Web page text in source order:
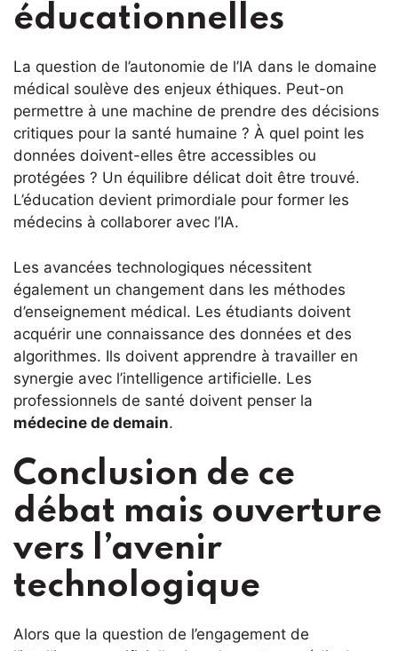
éducationnelles
La question de l’autonomie de l’IA dans le domaine
médical soulève des enjeux éthiques. Peut-on
permettre à une machine de prendre des décisions
critiques pour la santé humaine ? À quel point les
données doivent-elles être accessibles ou
protégées ? Un équilibre délicat doit être trouvé.
L’éducation devient primordiale pour former les
médecins à collaborer avec l’IA.
Les avancées technologiques nécessitent
également un changement dans les méthodes
d’enseignement médical. Les étudiants doivent
acquérir une connaissance des données et des
algorithmes. Ils doivent apprendre à travailler en
synergie avec l’intelligence artificielle. Les
professionnels de santé doivent penser la
médecine de demain.
Conclusion de ce
débat mais ouverture
vers l’avenir
technologique
Alors que la question de l’engagement de